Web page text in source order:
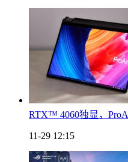
RTX™ 4060独显，
11-29 12:15